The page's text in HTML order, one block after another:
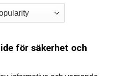
för säkerhet och